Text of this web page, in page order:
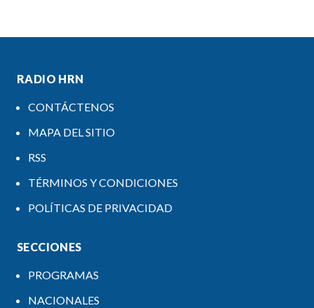
RADIO HRN
CONTÁCTENOS
MAPA DEL SITIO
RSS
TÉRMINOS Y CONDICIONES
POLÍTICAS DE PRIVACIDAD
SECCIONES
PROGRAMAS
NACIONALES